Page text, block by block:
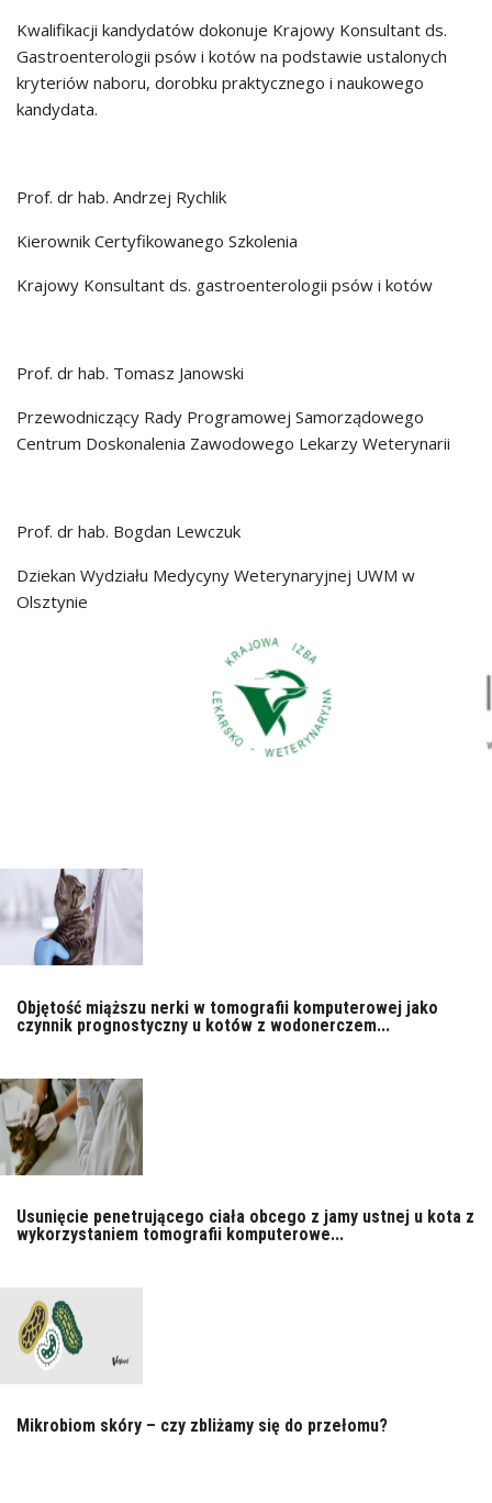
Kwalifikacji kandydatów dokonuje Krajowy Konsultant ds.
Gastroenterologii psów i kotów na podstawie ustalonych
kryteriów naboru, dorobku praktycznego i naukowego
kandydata.
Prof. dr hab. Andrzej Rychlik
Kierownik Certyfikowanego Szkolenia
Krajowy Konsultant ds. gastroenterologii psów i kotów
Prof. dr hab. Tomasz Janowski
Przewodniczący Rady Programowej Samorządowego
Centrum Doskonalenia Zawodowego Lekarzy Weterynarii
Prof. dr hab. Bogdan Lewczuk
Dziekan Wydziału Medycyny Weterynaryjnej UWM w
Olsztynie
Objętość miąższu nerki w tomografii komputerowej jako
czynnik prognostyczny u kotów z wodonerczem...
Usunięcie penetrującego ciała obcego z jamy ustnej u kota z
wykorzystaniem tomografii komputerowe...
Mikrobiom skóry – czy zbliżamy się do przełomu?